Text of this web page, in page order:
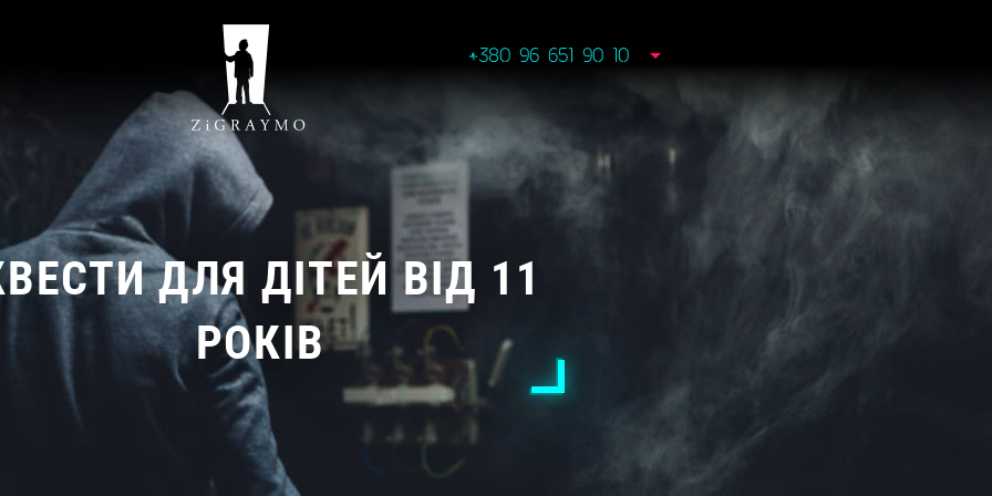
+380 96 651 90 10
ДЛЯ ДІТЕЙ ВІД 11
РОКІВ